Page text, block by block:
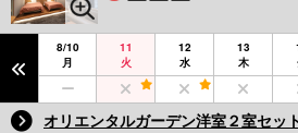
8/10
月
11
火
12
水
13
木
オリエンタルガーデン洋室２室セッ